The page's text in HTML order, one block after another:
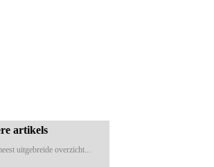
artikels
uitgebreide overzicht...